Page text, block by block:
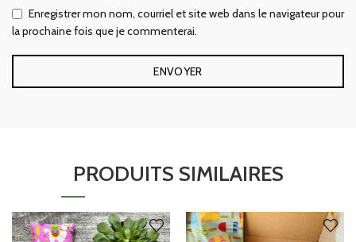
Enregistrer mon nom, courriel et site web dans le navigateur pour
la prochaine fois que je commenterai.
PRODUITS SIMILAIRES